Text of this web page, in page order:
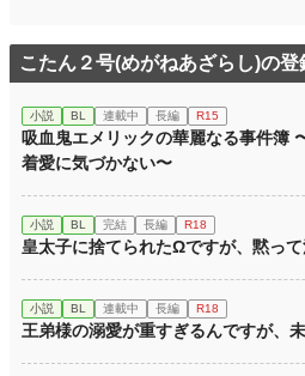
こたん２号(めがねあざらし)の登
小説 BL 連載中 長編 R15
吸血鬼エメリックの華麗なる事件簿
着愛に気づかない〜
小説 BL 完結 長編 R18
皇太子に捨てられたΩですが、黙っ
小説 BL 連載中 長編 R18
王弟様の溺愛が重すぎるんですが、